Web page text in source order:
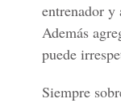
entrenador y
Además
puede
Siempre